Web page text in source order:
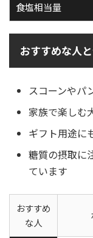
食塩相当量
おすすめな人
スコーンやパ
家族で楽しむ
ギフト用途に
糖質の摂取に
ています
おすすめ
な人